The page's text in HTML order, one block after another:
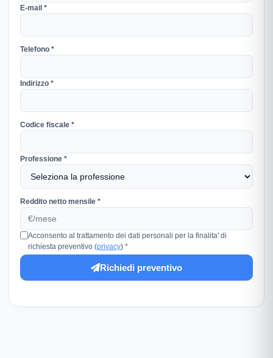
E-mail *
Telefono *
Indirizzo *
Codice fiscale *
Professione *
Reddito netto mensile *
Acconsento al trattamento dei dati personali per la finalita' di
richiesta preventivo (privacy) *
Richiedi preventivo